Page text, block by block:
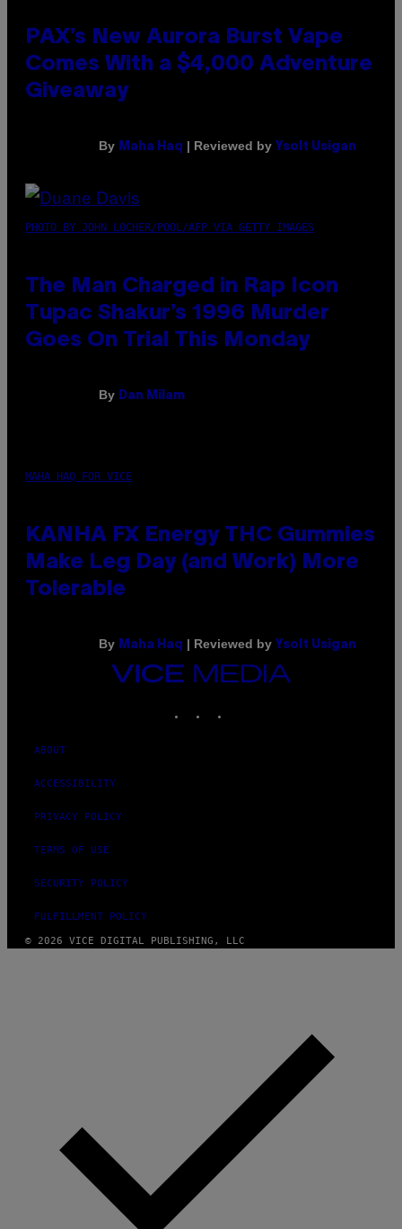
PAX’s New Aurora Burst Vape
Comes With a $4,000 Adventure
Giveaway
By Maha Haq | Reviewed by Ysolt Usigan
PHOTO BY JOHN LOCHER/POOL/AFP VIA GETTY IMAGES
The Man Charged in Rap Icon
Tupac Shakur’s 1996 Murder
Goes On Trial This Monday
By Dan Milam
MAHA HAQ FOR VICE
KANHA FX Energy THC Gummies
Make Leg Day (and Work) More
Tolerable
By Maha Haq | Reviewed by Ysolt Usigan
VICE
MEDIA
ABOUT
ACCESSIBILITY
PRIVACY POLICY
TERMS OF USE
SECURITY POLICY
FULFILLMENT POLICY
© 2026 VICE DIGITAL PUBLISHING, LLC